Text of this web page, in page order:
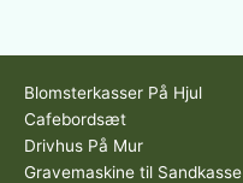
Blomsterkasser På Hjul
Cafebordsæt
Drivhus På Mur
Gravemaskine til Sandkasse